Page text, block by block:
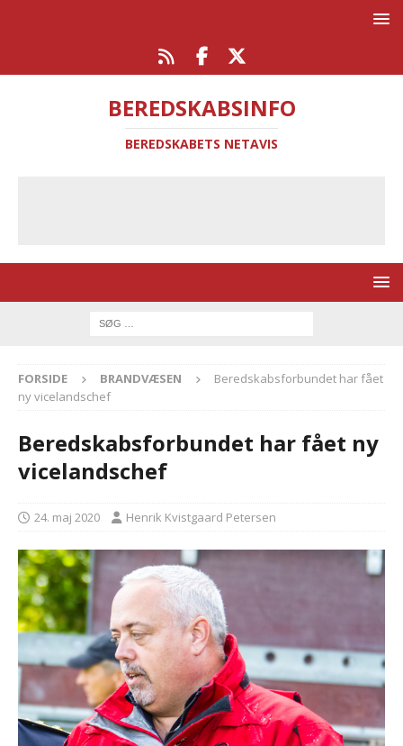
BEREDSKABSINFO
BEREDSKABETS NETAVIS
FORSIDE BRANDVÆSEN
Beredskabsforbundet har fået
ny vicelandschef
Beredskabsforbundet har fået ny
vicelandschef
24. maj 2020 Henrik Kvistgaard Petersen